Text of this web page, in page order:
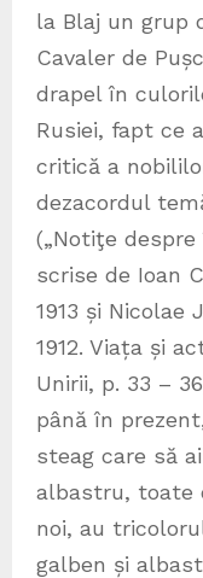
la Blaj un grup
Cavaler de
drapel în
Rusiei, fapt ce
critică a
dezacordul
(„Notiţe
scrise de Ioan
1913 și Nicolae
1912. Viața și
Unirii, p. 33 –
până în
steag care să
albastru, toate
noi, au
galben și